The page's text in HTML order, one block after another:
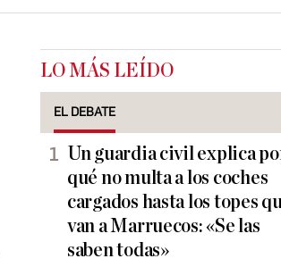
LO MÁS LEÍDO
EL DEBATE
Un guardia civil explica
qué no multa a los coches
cargados hasta los topes
van a Marruecos: «Se las
saben todas»